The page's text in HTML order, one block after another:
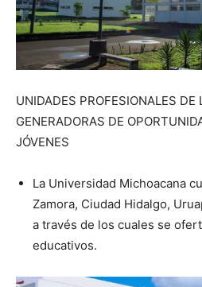
UNIDADES PROFESIONALES DE
GENERADORAS DE
JÓVENES
La Universidad Michoacana
Zamora, Ciudad Hidalgo,
a través de los cuales se
educativos.